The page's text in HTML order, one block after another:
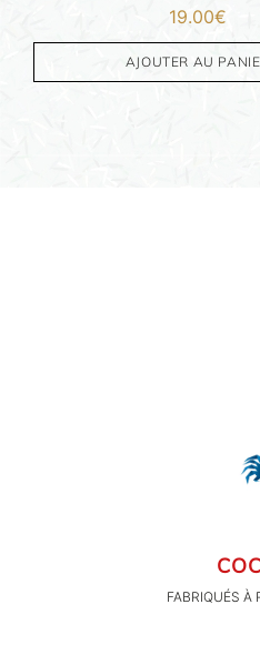
19.00€
AJOUTER AU
OBJETS PERSONNALISÉS
FABRIQUÉS À